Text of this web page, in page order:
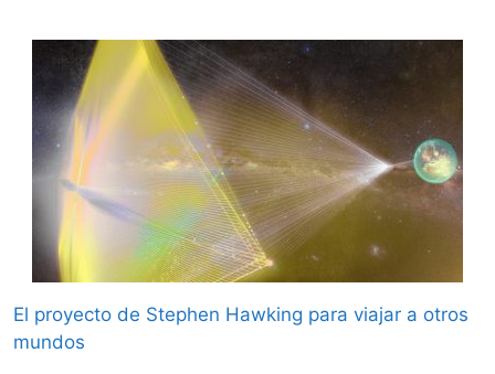
El proyecto de Stephen Hawking para viajar a otros
mundos